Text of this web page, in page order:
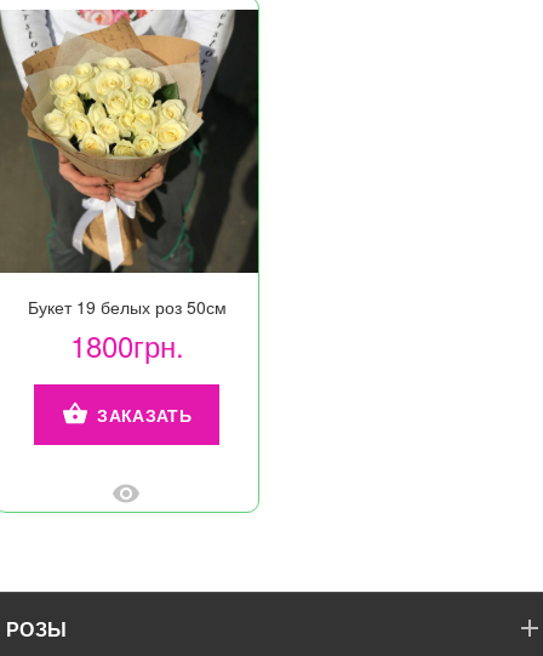
Букет 19 белых роз 50см
1800грн.
ЗАКАЗАТЬ
РОЗЫ